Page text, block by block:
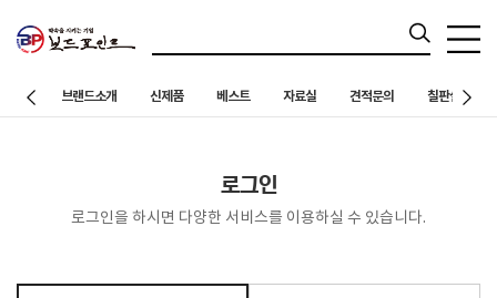
브랜드소개 신제품 베스트 자료실 견적문의 칠판설치 사례
로그인
로그인을 하시면 다양한 서비스를 이용하실 수 있습니다.